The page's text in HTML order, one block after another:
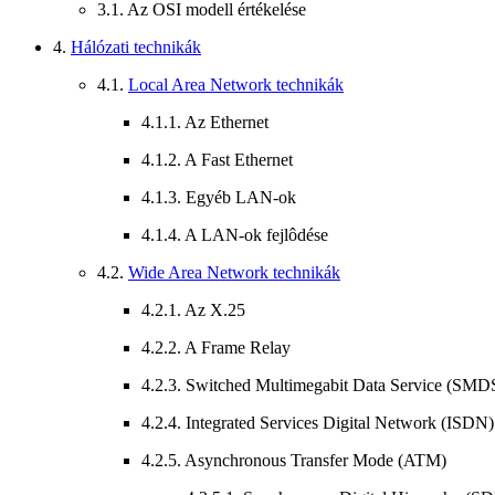
3.1. Az OSI modell értékelése
4. Hálózati technikák
4.1. Local Area Network technikák
4.1.1. Az Ethernet
4.1.2. A Fast Ethernet
4.1.3. Egyéb LAN-ok
4.1.4. A LAN-ok fejlôdése
4.2. Wide Area Network technikák
4.2.1. Az X.25
4.2.2. A Frame Relay
4.2.3. Switched Multimegabit Data Service
4.2.4. Integrated Services Digital Network (ISDN)
4.2.5. Asynchronous Transfer Mode (ATM)